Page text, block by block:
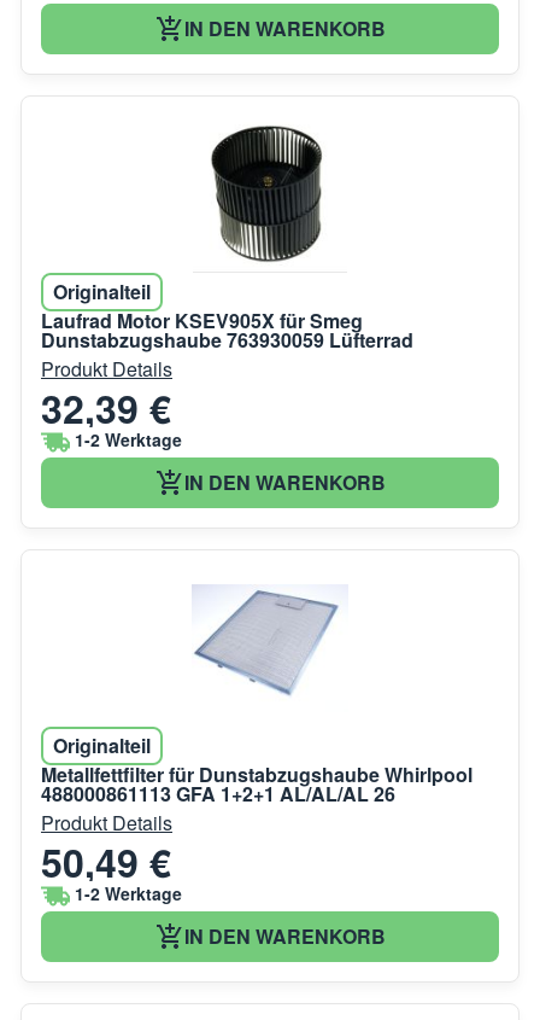
IN DEN WARENKORB
Originalteil
Laufrad Motor KSEV905X für Smeg
Dunstabzugshaube 763930059 Lüfterrad
Produkt Details
32,39 €
1-2 Werktage
IN DEN WARENKORB
Originalteil
Metallfettfilter für Dunstabzugshaube Whirlpool
488000861113 GFA 1+2+1 AL/AL/AL 26
Produkt Details
50,49 €
1-2 Werktage
IN DEN WARENKORB